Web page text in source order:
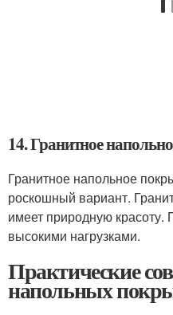
14. Гранитное
Гранитное напольное
роскошный вариант.
имеет природную
высокими нагрузками.
Практические
напольных